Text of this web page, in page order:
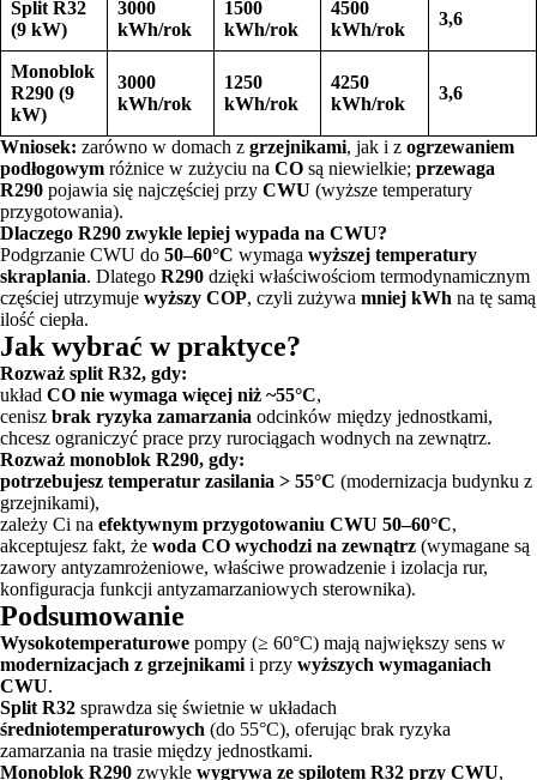
Split R32
(9 kW)
3000
kWh/rok
1500
kWh/rok
4500
kWh/rok
3,6
Monoblok
R290 (9
kW)
3000
kWh/rok
1250
kWh/rok
4250
kWh/rok
3,6
Wniosek: zarówno w domach z grzejnikami, jak i z ogrzewaniem
podłogowym różnice w zużyciu na CO są niewielkie; przewaga
R290 pojawia się najczęściej przy CWU (wyższe temperatury
przygotowania).
Dlaczego R290 zwykle lepiej wypada na CWU?
Podgrzanie CWU do 50–60°C wymaga wyższej temperatury
skraplania. Dlatego R290 dzięki właściwościom termodynamicznym
częściej utrzymuje wyższy COP, czyli zużywa mniej kWh na tę samą
ilość ciepła.
Jak wybrać w praktyce?
Rozważ split R32, gdy:
układ CO nie wymaga więcej niż ~55°C,
cenisz brak ryzyka zamarzania odcinków między jednostkami,
chcesz ograniczyć prace przy rurociągach wodnych na zewnątrz.
Rozważ monoblok R290, gdy:
potrzebujesz temperatur zasilania > 55°C (modernizacja budynku z
grzejnikami),
zależy Ci na efektywnym przygotowaniu CWU 50–60°C,
akceptujesz fakt, że woda CO wychodzi na zewnątrz (wymagane są
zawory antyzamrożeniowe, właściwe prowadzenie i izolacja rur,
konfiguracja funkcji antyzamarzaniowych sterownika).
Podsumowanie
Wysokotemperaturowe pompy (≥ 60°C) mają największy sens w
modernizacjach z grzejnikami i przy wyższych wymaganiach
CWU.
Split R32 sprawdza się świetnie w układach
średniotemperaturowych (do 55°C), oferując brak ryzyka
zamarzania na trasie między jednostkami.
Monoblok R290 zwykle wygrywa ze spilotem R32 przy CWU,